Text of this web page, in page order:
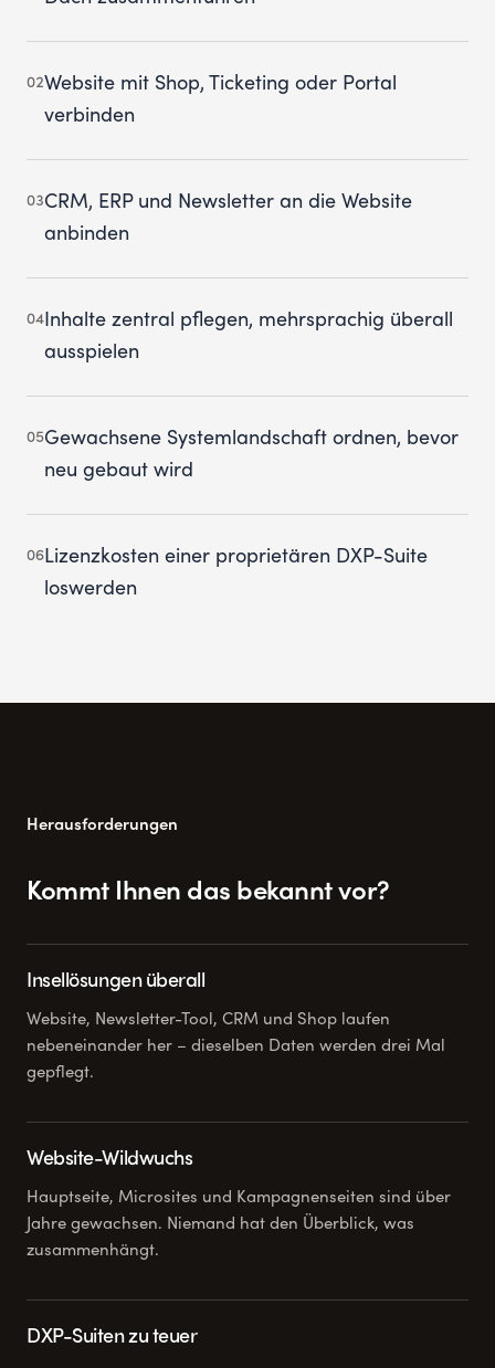
02Website mit Shop, Ticketing oder Portal
verbinden
03CRM, ERP und Newsletter an die Website
anbinden
04 Inhalte zentral pflegen, mehrsprachig überall
ausspielen
05Gewachsene Systemlandschaft ordnen, bevor
neu gebaut wird
06 Lizenzkosten einer proprietären DXP-Suite
loswerden
Herausforderungen
Kommt Ihnen das bekannt vor?
Insellösungen überall
Website, Newsletter-Tool, CRM und Shop laufen
nebeneinander her – dieselben Daten werden drei Mal
gepflegt.
Website-Wildwuchs
Hauptseite, Microsites und Kampagnenseiten sind über
Jahre gewachsen. Niemand hat den Überblick, was
zusammenhängt.
DXP-Suiten zu teuer